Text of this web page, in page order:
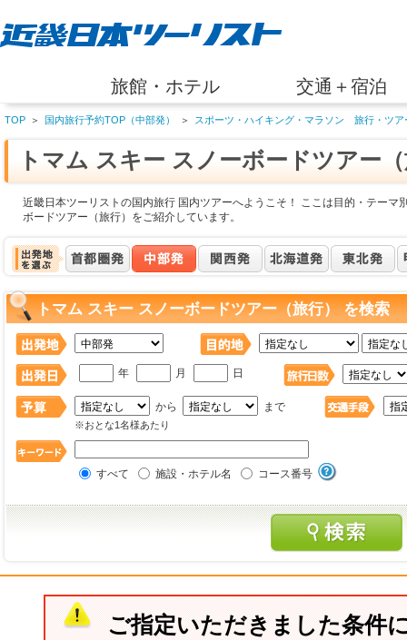
旅館・ホテル 交通＋宿泊
TOP ＞ 国内旅行予約TOP（中部発） ＞ スポーツ・ハイキング・マラソン 旅行・ツア
トマム スキー スノーボードツアー
近畿日本ツーリストの国内旅行 国内ツアーへようこそ！ ここは目的・テーマ
ボードツアー（旅行）をご紹介しています。
トマム スキー スノーボードツアー（旅行） を検索
年 月 日
から まで
※おとな1名様あたり
すべて 施設・ホテル名 コース番号
ご指定いただきました条件